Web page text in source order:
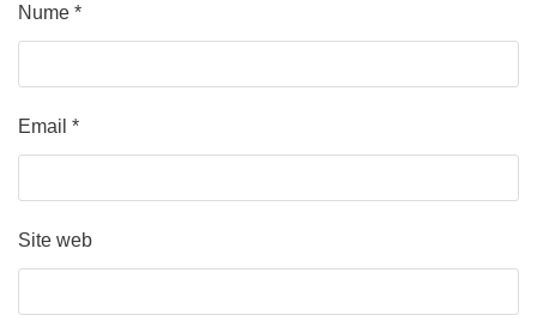
Nume *
Email *
Site web